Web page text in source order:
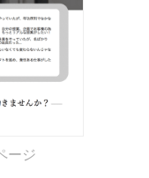
ージ